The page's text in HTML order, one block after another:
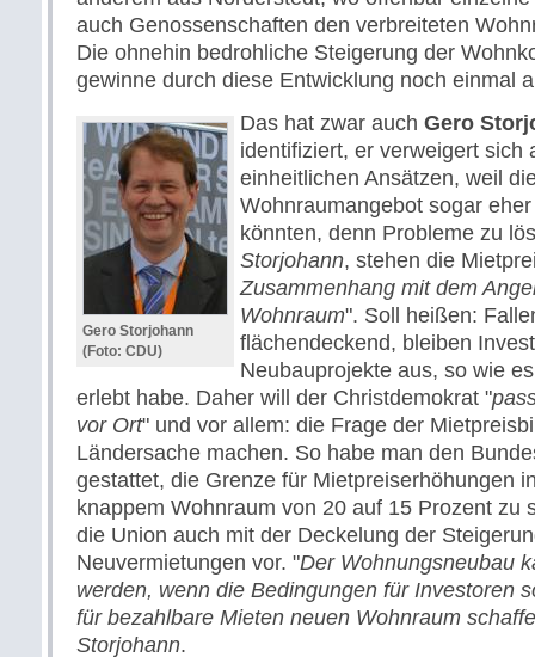
auch Genossenschaften den verbreiteten
Die ohnehin bedrohliche Steigerung der
gewinne durch diese Entwicklung noch einmal
Gero Storjohann
(Foto: CDU)
Das hat zwar auch Gero
identifiziert, er verweigert sich
einheitlichen Ansätzen, weil
Wohnraumangebot sogar
könnten, denn Probleme zu
Storjohann, stehen die
Zusammenhang mit dem
Wohnraum". Soll heißen:
flächendeckend, bleiben
Neubauprojekte aus, so wie
erlebt habe. Daher will der Christdemokrat "
vor Ort" und vor allem: die Frage der
Ländersache machen. So habe man den
gestattet, die Grenze für Mietpreiserhöhungen
knappem Wohnraum von 20 auf 15 Prozent zu
die Union auch mit der Deckelung der
Neuvermietungen vor. "Der Wohnungsneubau
werden, wenn die Bedingungen für Investoren
für bezahlbare Mieten neuen Wohnraum
Storjohann.